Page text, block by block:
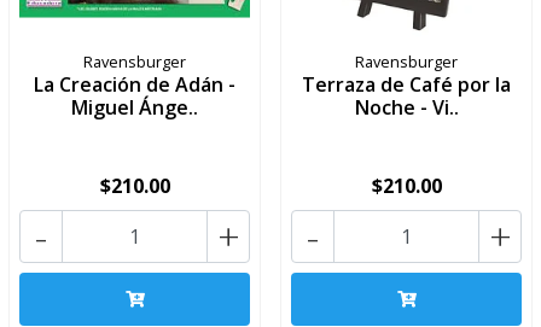
Ravensburger
La Creación de Adán -
Miguel Ánge..
$210.00
+
-
Ravensburger
Terraza de Café por la
Noche - Vi..
$210.00
+
-